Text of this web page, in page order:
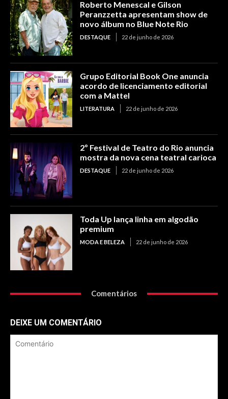
Roberto Menescal e Gilson
Peranzzetta apresentam show de
novo álbum no Blue Note Rio
DESTAQUE 22 de junho de 2026
Grupo Editorial Book One anuncia
acordo de licenciamento editorial
com a Mattel
LITERATURA 22 de junho de 2026
2º Festival de Teatro do Rio anuncia
mostra da nova cena teatral carioca
DESTAQUE 22 de junho de 2026
Toda Up lança linha em algodão
premium
MODA E BELEZA 22 de junho de 2026
Comentários
DEIXE UM COMENTÁRIO